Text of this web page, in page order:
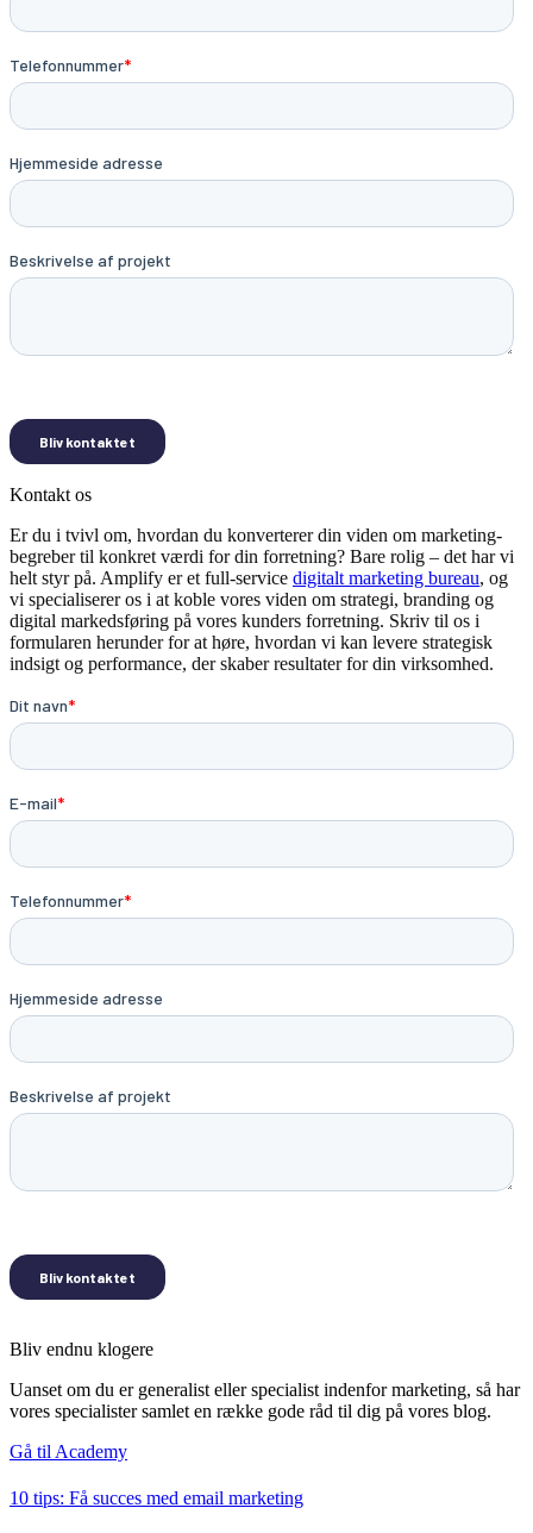
Kontakt os
Er du i tvivl om, hvordan du konverterer din viden om marketing-
begreber til konkret værdi for din forretning? Bare rolig – det har vi
helt styr på. Amplify er et full-service digitalt marketing bureau, og
vi specialiserer os i at koble vores viden om strategi, branding og
digital markedsføring på vores kunders forretning. Skriv til os i
formularen herunder for at høre, hvordan vi kan levere strategisk
indsigt og performance, der skaber resultater for din virksomhed.
Bliv endnu klogere
Uanset om du er generalist eller specialist indenfor marketing, så har
vores specialister samlet en række gode råd til dig på vores blog.
Gå til Academy
10 tips: Få succes med email marketing